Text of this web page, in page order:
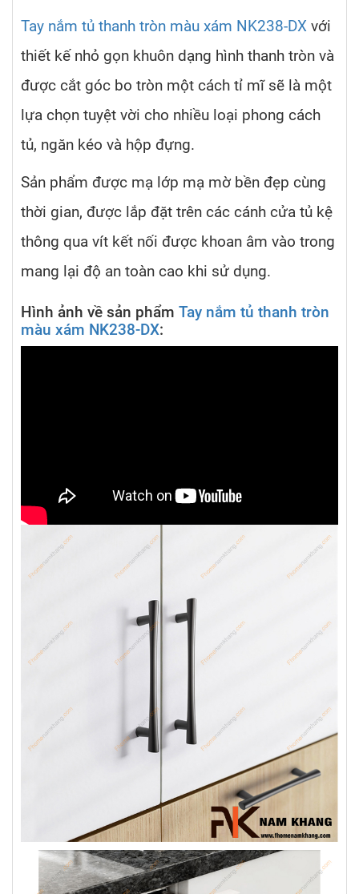
Tay nắm tủ thanh tròn màu xám NK238-DX với
thiết kế nhỏ gọn khuôn dạng hình thanh tròn và
được cắt góc bo tròn một cách tỉ mĩ sẽ là một
lựa chọn tuyệt vời cho nhiều loại phong cách
tủ, ngăn kéo và hộp đựng.
Sản phẩm được mạ lớp mạ mờ bền đẹp cùng
thời gian, được lắp đặt trên các cánh cửa tủ kệ
thông qua vít kết nối được khoan âm vào trong
mang lại độ an toàn cao khi sử dụng.
Hình ảnh về sản phẩm Tay nắm tủ thanh tròn
màu xám NK238-DX: